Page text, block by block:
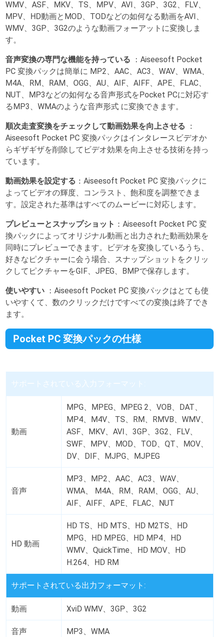
WMV、ASF、MKV、TS、MPV、AVI、3GP、3G2、FLV、
MPV、HD動画とMOD、TODなどの如何なる動画をAVI、
WMV、3GP、3G2のような動画フォーアットに変換しま
す。
音声変換の専門な機能を持っている
：Aiseesoft Pocket
PC 変換パックは簡単に MP2、AAC、AC3、WAV、WMA、
M4A、RM、RAM、OGG、AU、AIF、AIFF、APE、FLAC、
NUT、MP3などの如何なる音声形式をPocket PCに対応す
るMP3、WMAのような音声形式 に変換できます。
順次走査変換をチェックして動画効果を向上させる
：
Aiseesoft Pocket PC 変換パックはインタレースビデオか
らギザギザを削除してビデオ効果を向上させる技術を持っ
ています。
動画効果を設定する ：Aiseesoft Pocket PC 変換パックに
よってビデオの輝度、コンラスト、飽和度を調整できま
す。設定された基準はすべてのムービーに対応します。
プレビューとスナップショット ：Aiseesoft Pocket PC 変
換パックによってオリジナル動画と出力された動画効果を
同時にプレビューできます。ビデオを変換しているうち、
好きなピクチャーに会う場合、スナップショットをクリッ
クしてピクチャーをGIF、JPEG、BMPで保存します。
使いやすい ：Aiseesoft Pocket PC 変換パックはとても使
いやすくて、数のクリックだけですべての変換は終了でき
ます。
Pocket PC 変換パックの仕様
サポートされている入力フォーマット:
動画
MPG、MPEG、MPEG 2、VOB、DAT、
MP4、M4V、TS、RM、RMVB、WMV、
ASF、MKV、AVI、3GP、3G2、FLV、
SWF、MPV、MOD、TOD、QT、MOV、
DV、DIF、MJPG、MJPEG
音声
MP3、MP2、AAC、AC3、WAV、
WMA、 M4A、RM、RAM、OGG、AU、
AIF、AIFF、APE、FLAC、NUT
HD 動画
HD TS、HD MTS、HD M2TS、HD
MPG、HD MPEG、HD MP4、HD
WMV、QuickTime、HD MOV、HD
H.264、HD RM
サポートされている出力フォーマット:
動画 XviD WMV、3GP、3G2
音声 MP3、WMA